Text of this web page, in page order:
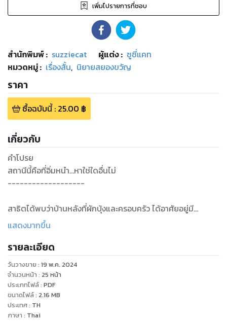
เพิ่มไปรายการที่ชอบ
สำนักพิมพ์: suzziecat ผู้แต่ง : ซูซี่แคท
หมวดหมู่: เรื่องสั้น, นิยายสยองขวัญ
ราคา
ซื้อฉบับนี้: 25.00 ฿
เกี่ยวกับ
คำโปรย
สถานีนี้คือที่อิ่มหนำ...หาใช่ใดอื่นไม่
-------------------
สาธิตได้พบว่าบ้านหลังที่ผักบุ้งและครอบครัว ได้อาศัยอยู่มี
วิญญาณสิงสถิต และแล้วเขาจึงพบว่าทั้งครอบครัวนั้นได้ถูกฟ้าผ่า
บ้านอาถรรพ์นี้มาก่อน จนไปถามป้าชราที่อยู่หัวมุมเลยไป จึงได้รู้
ความจริงว่า เขาได้เห็นภาพต่างๆ ที่ผ่านมานั้นเกิดจากความผิด
ปกติของสมอง จึงก้าวข้ามมิติไปพบภาพเหตุการณ์ต่างๆ
แสดงมากขึ้น
รายละเอียด
วันวางขาย : 19 พ.ค. 2024
จำนวนหน้า : 25 หน้า
ประเภทไฟล์: PDF
ขนาดไฟล์: 2.16 MB
ประเทศ: TH
ภาษา : Thai